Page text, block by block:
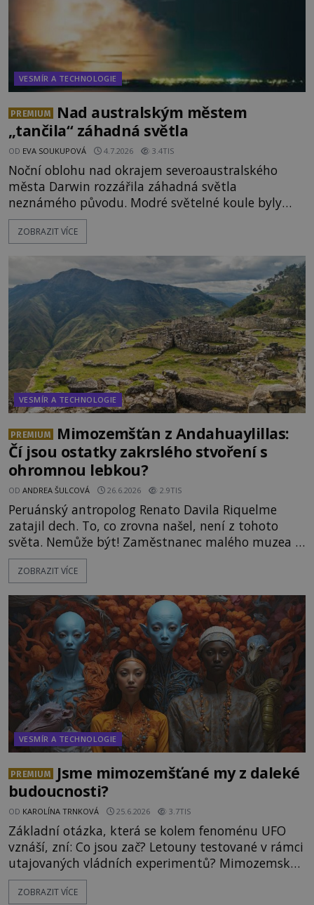
VESMÍR A TECHNOLOGIE
PREMIUM
Nad australským městem
„tančila“ záhadná světla
OD EVA SOUKUPOVÁ 4.7.2026 3.4TIS
Noční oblohu nad okrajem severoaustralského
města Darwin rozzářila záhadná světla
neznámého původu. Modré světelné koule byly
viditelné nejméně dvacet minut, během nichž se
opakovaně objevovaly a zase mizely. Svědek, který
mohlo jít o návštěvu ze světa duchů. Záhadný
záznam okamžitě rozpoutal deb
ZOBRAZIT VÍCE
VESMÍR A TECHNOLOGIE
PREMIUM
Mimozemšťan z Andahuaylillas:
Čí jsou ostatky zakrslého stvoření s
ohromnou lebkou?
OD ANDREA ŠULCOVÁ 26.6.2026 2.9TIS
Peruánský antropolog Renato Davila Riquelme
zatajil dech. To, co zrovna našel, není z tohoto
světa. Nemůže být! Zaměstnanec malého muzea v
peruánském městečku Andahuaylillas nedaleko
legendárního Cuzca pomalu sestupuje z posvátné
Právě nalezl ostatky dvou mimozemšťanů! Vědci
nad nálezem kroutí hlavou. Už na
ZOBRAZIT VÍCE
VESMÍR A TECHNOLOGIE
PREMIUM
Jsme mimozemšťané my z daleké
budoucnosti?
OD KAROLÍNA TRNKOVÁ 25.6.2026 3.7TIS
Základní otázka, která se kolem fenoménu UFO
vznáší, zní: Co jsou zač? Letouny testované v rámci
utajovaných vládních experimentů? Mimozemské
vesmírné lodě plnící na Zemi nám neznámý úkol?
Skokani mezi dimenzemi, putující po mostech
ZOBRAZIT VÍCE